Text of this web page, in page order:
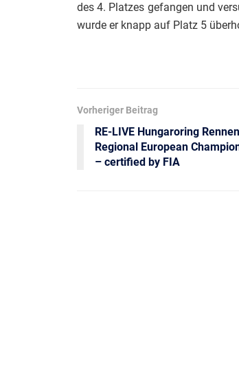
des 4. Platzes gefangen und
wurde er knapp auf Platz 5
Vorheriger Beitrag
RE-LIVE Hungaroring
Regional European
– certified by FIA